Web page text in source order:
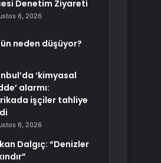
Denetim Ziyareti
6, 2026
neden düşüyor?
‘kimyasal
alarmı:
işçiler tahliye
6, 2026
Dalgıç: “Denizler